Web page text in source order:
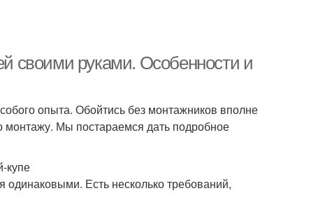
своими руками. Особенности и
опыта. Обойтись без монтажников вполне
Мы постараемся дать подробное
купе
Есть несколько требований,